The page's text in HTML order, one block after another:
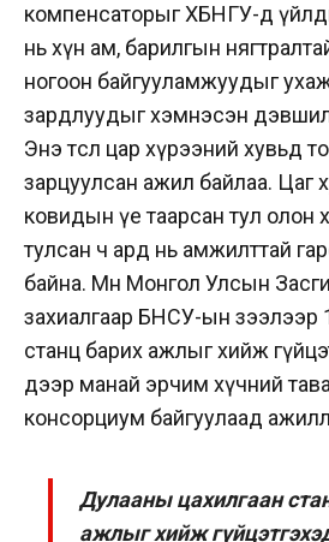
компенсаторыг ХБНГУ-д
нь хүн ам, барилгын
ногоон байгууламжуудыг
зардлуудыг хэмнэсэн
Энэ төсөл цар хүрээний хувьд
зарцуулсан ажил байлаа. Цаг
ковидын үе таарсан тул олон
тулсан ч ард нь амжилттай
байна. Мөн Монгол Улсын
захиалгаар БНСУ-ын зээлээр
станц барих ажлыг хийж
дээр манай эрчим хүчний
консорциум байгуулаад
Дулааны цахилгаан
ажлыг хийж